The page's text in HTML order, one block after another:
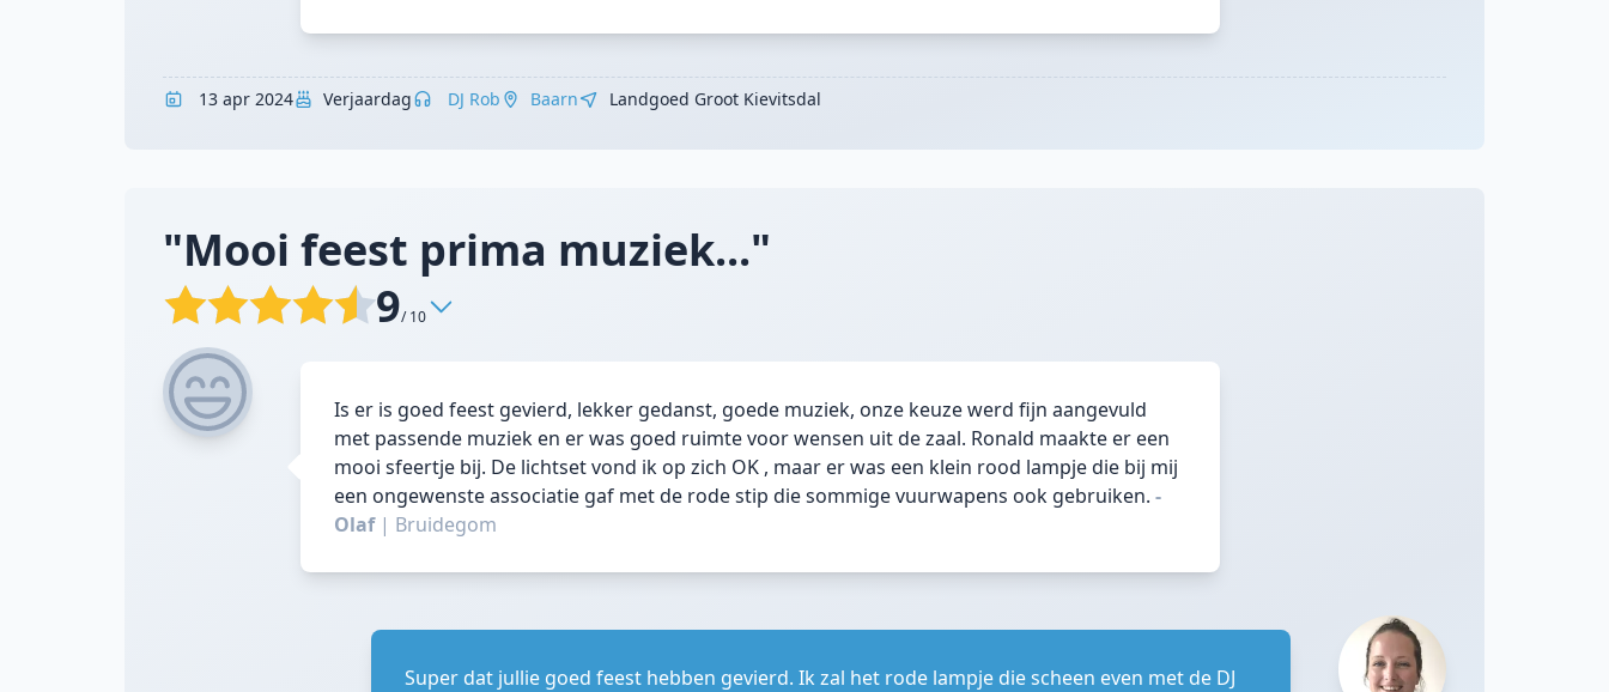
13 apr 2024 Verjaardag DJ Rob Baarn Landgoed Groot Kievitsdal
"Mooi feest prima muziek..."
9/ 10
Is er is goed feest gevierd, lekker gedanst, goede muziek, onze keuze werd fijn aangevuld
met passende muziek en er was goed ruimte voor wensen uit de zaal. Ronald maakte er een
mooi sfeertje bij. De lichtset vond ik op zich OK , maar er was een klein rood lampje die bij mij
een ongewenste associatie gaf met de rode stip die sommige vuurwapens ook gebruiken. -
Olaf | Bruidegom
Super dat jullie goed feest hebben gevierd. Ik zal het rode lampje die scheen even met de DJ